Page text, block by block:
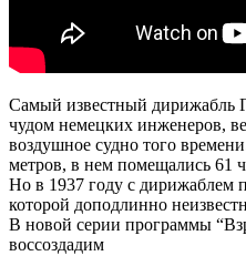
Самый известный дирижабль
чудом немецких инженеров,
воздушное судно того
метров, в нем помещались 61
Но в 1937 году с дирижаблем
которой доподлинно
В новой серии программы
воссоздадим